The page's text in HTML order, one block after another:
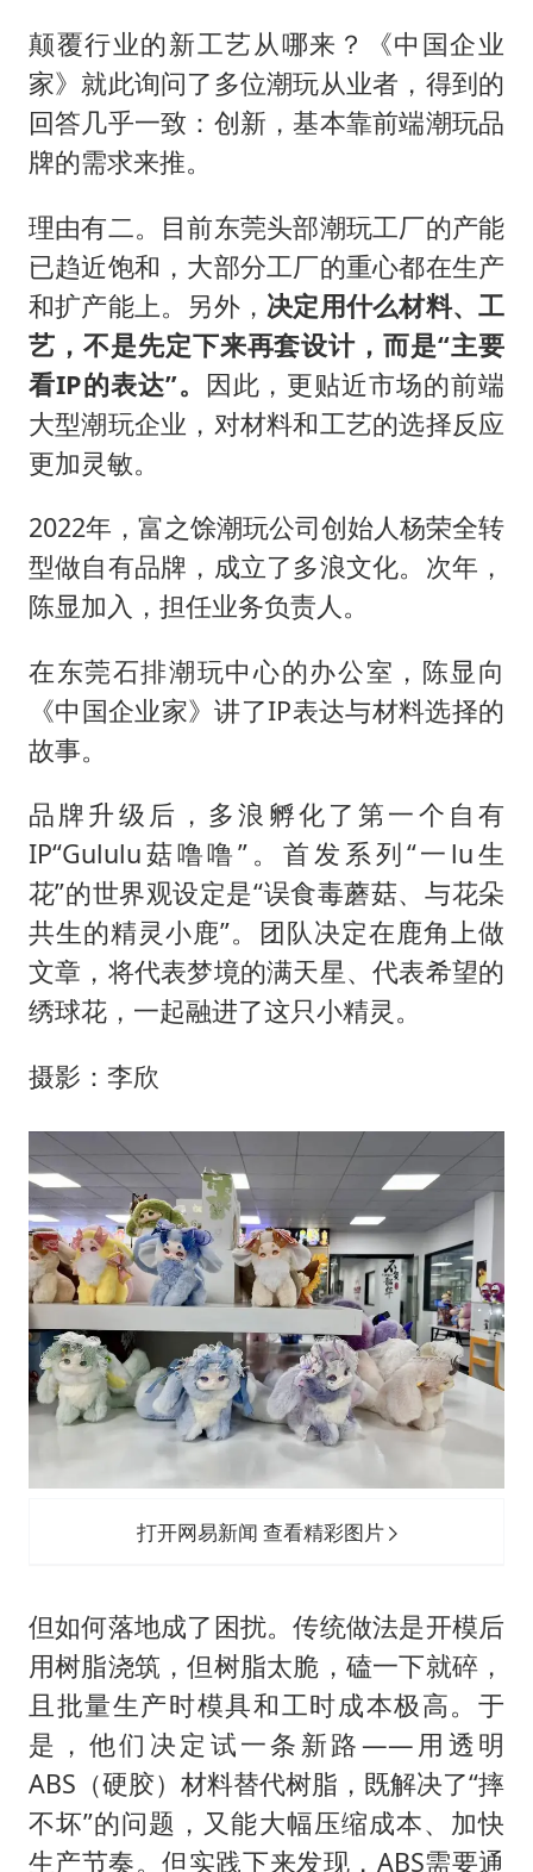
颠覆行业的新工艺从哪来？《中国企业
家》就此询问了多位潮玩从业者，得到的
回答几乎一致：创新，基本靠前端潮玩品
牌的需求来推。
理由有二。目前东莞头部潮玩工厂的产能
已趋近饱和，大部分工厂的重心都在生产
和扩产能上。另外， 决定用什么材料、工
艺，不是先定下来再套设计，而是“主要
看IP的表达”。 因此，更贴近市场的前端
大型潮玩企业，对材料和工艺的选择反应
更加灵敏。
2022年，富之馀潮玩公司创始人杨荣全转
型做自有品牌，成立了多浪文化。次年，
陈显加入，担任业务负责人。
在东莞石排潮玩中心的办公室，陈显向
《中国企业家》讲了IP表达与材料选择的
故事。
品牌升级后，多浪孵化了第一个自有
IP“Gululu菇噜噜”。首发系列“一lu生
花”的世界观设定是“误食毒蘑菇、与花朵
共生的精灵小鹿”。团队决定在鹿角上做
文章，将代表梦境的满天星、代表希望的
绣球花，一起融进了这只小精灵。
摄影：李欣
打开网易新闻 查看精彩图片
但如何落地成了困扰。传统做法是开模后
用树脂浇筑，但树脂太脆，磕一下就碎，
且批量生产时模具和工时成本极高。于
是，他们决定试一条新路——用透明
ABS（硬胶）材料替代树脂，既解决了“摔
不坏”的问题，又能大幅压缩成本、加快
生产节奏。但实践下来发现，ABS需要通